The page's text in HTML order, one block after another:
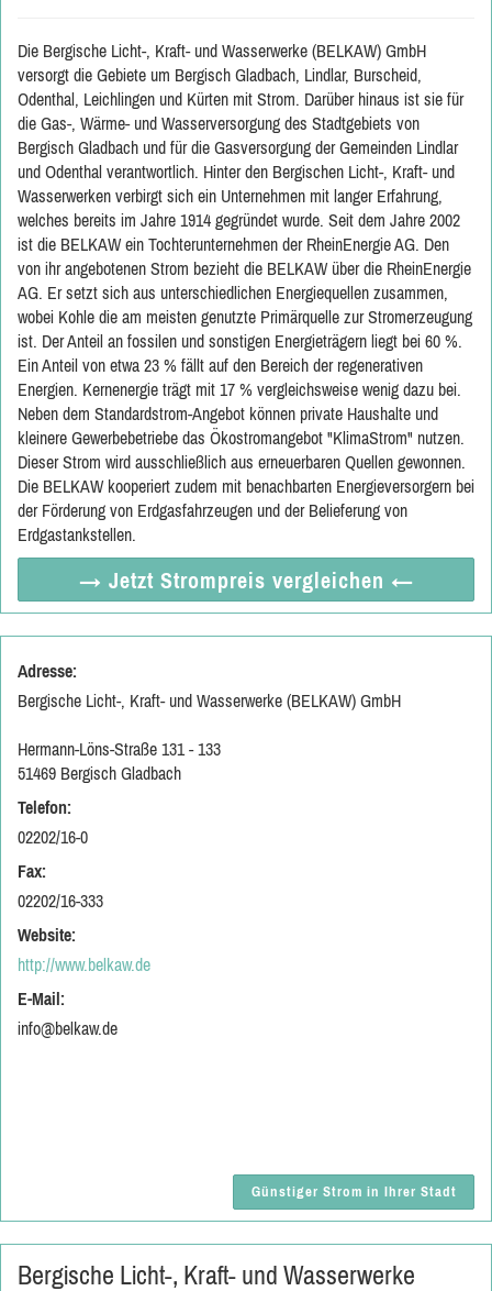
Die Bergische Licht-, Kraft- und Wasserwerke (BELKAW) GmbH
versorgt die Gebiete um Bergisch Gladbach, Lindlar, Burscheid,
Odenthal, Leichlingen und Kürten mit Strom. Darüber hinaus ist sie für
die Gas-, Wärme- und Wasserversorgung des Stadtgebiets von
Bergisch Gladbach und für die Gasversorgung der Gemeinden Lindlar
und Odenthal verantwortlich. Hinter den Bergischen Licht-, Kraft- und
Wasserwerken verbirgt sich ein Unternehmen mit langer Erfahrung,
welches bereits im Jahre 1914 gegründet wurde. Seit dem Jahre 2002
ist die BELKAW ein Tochterunternehmen der RheinEnergie AG. Den
von ihr angebotenen Strom bezieht die BELKAW über die RheinEnergie
AG. Er setzt sich aus unterschiedlichen Energiequellen zusammen,
wobei Kohle die am meisten genutzte Primärquelle zur Stromerzeugung
ist. Der Anteil an fossilen und sonstigen Energieträgern liegt bei 60 %.
Ein Anteil von etwa 23 % fällt auf den Bereich der regenerativen
Energien. Kernenergie trägt mit 17 % vergleichsweise wenig dazu bei.
Neben dem Standardstrom-Angebot können private Haushalte und
kleinere Gewerbebetriebe das Ökostromangebot "KlimaStrom" nutzen.
Dieser Strom wird ausschließlich aus erneuerbaren Quellen gewonnen.
Die BELKAW kooperiert zudem mit benachbarten Energieversorgern bei
der Förderung von Erdgasfahrzeugen und der Belieferung von
Erdgastankstellen.
→ Jetzt Strompreis vergleichen ←
Adresse:
Bergische Licht-, Kraft- und Wasserwerke (BELKAW) GmbH
Hermann-Löns-Straße 131 - 133
51469 Bergisch Gladbach
Telefon:
02202/16-0
Fax:
02202/16-333
Website:
http://www.belkaw.de
E-Mail:
info@belkaw.de
Günstiger Strom in Ihrer Stadt
Bergische Licht-, Kraft- und Wasserwerke